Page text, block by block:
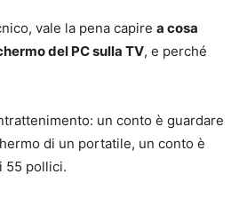
vale la pena capire a cosa
del PC sulla TV, e perché
un conto è guardare
di un portatile, un conto è
55 pollici.